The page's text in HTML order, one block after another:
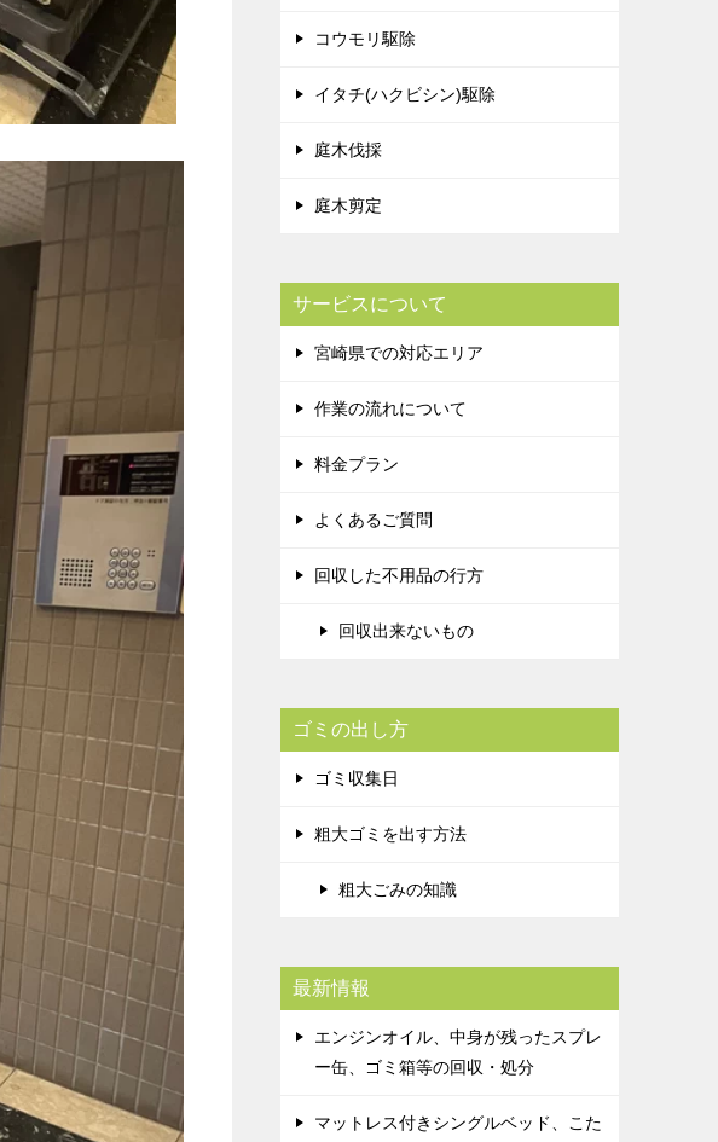
コウモリ駆除
イタチ(ハクビシン)駆除
庭木伐採
庭木剪定
サービスについて
宮崎県での対応エリア
作業の流れについて
料金プラン
よくあるご質問
回収した不用品の行方
回収出来ないもの
ゴミの出し方
ゴミ収集日
粗大ゴミを出す方法
粗大ごみの知識
最新情報
エンジンオイル、中身が残ったスプレ
ー缶、ゴミ箱等の回収・処分
マットレス付きシングルベッド、こた